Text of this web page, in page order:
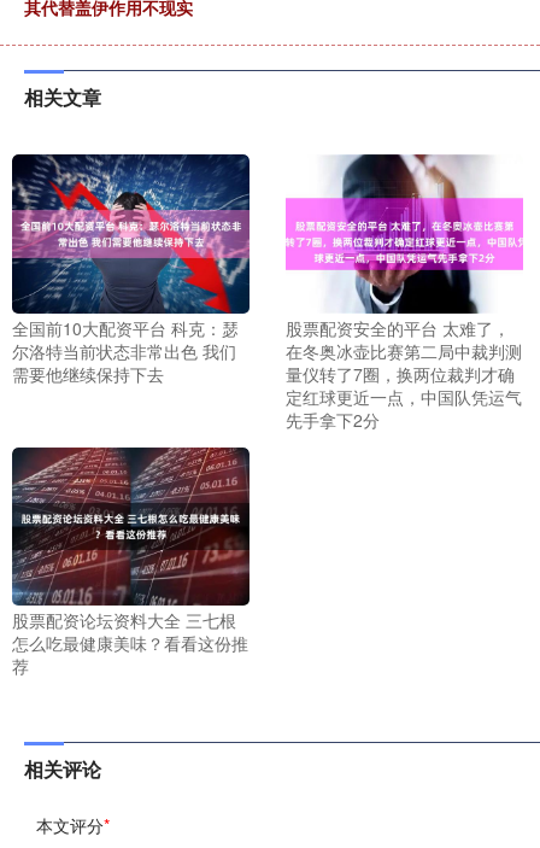
其代替盖伊作用不现实
相关文章
全国前10大配资平台 科克：瑟
尔洛特当前状态非常出色 我们
需要他继续保持下去
股票配资安全的平台 太难了，
在冬奥冰壶比赛第二局中裁判测
量仪转了7圈，换两位裁判才确
定红球更近一点，中国队凭运气
先手拿下2分
股票配资论坛资料大全 三七根
怎么吃最健康美味？看看这份推
荐
相关评论
本文评分*